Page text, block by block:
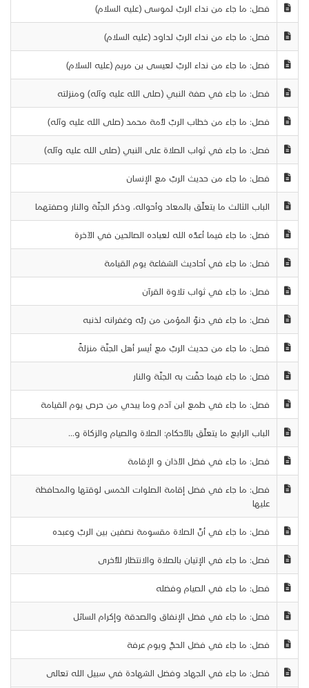
فصل: ما جاء من نداء الربّ لموسى (عليه السلام)
فصل: ما جاء من نداء الربّ لداود (عليه السلام)
فصل: ما جاء من نداء الربّ لعيسى بن مريم (عليه السلام)
فصل: ما جاء في صفة النبي (صلى الله عليه وآله) ومنزلته
فصل: ما جاء من خطاب الربّ لأُمة محمد (صلى الله عليه وآله)
فصل: ما جاء في ثواب الصلاة على النبي (صلى الله عليه وآله)
فصل: ما جاء من حديث الربّ مع الإنسان
الباب الثالث ما يتعلّق بالمعاد وأحواله، وذكر الجنّة والنار وصفتهما
فصل: ما جاء فيما أعدّه الله لعباده الصالحين في الآخرة
فصل: ما جاء في أحاديث الشفاعة يوم القيامة
فصل: ما جاء في ثواب تلاوة القرآن
فصل: ما جاء في دنوّ المؤمن من ربّه وغفرانه لذنبه
فصل: ما جاء من حديث الربّ مع أيسر أهل الجنّة منزلةً
فصل: ما جاء فيما حفّت به الجنّة والنار
فصل: ما جاء في طمع ابن آدم وما يبدي من حرص يوم القيامة
الباب الرابع ما يتعلّق بالأحكام: الصلاة والصيام والزكاة و...
فصل: ما جاء في فضل الأذان و الإقامة
فصل: ما جاء في فضل إقامة الصلوات الخمس لوقتها والمحافظة
عليها
فصل: ما جاء في أنّ الصلاة مقسومة نصفين بين الربّ وعبده
فصل: ما جاء في الإتيان بالصلاة والانتظار للأُخرى
فصل: ما جاء في الصيام وفضله
فصل: ما جاء في فضل الإنفاق والصدقة وإكرام السائل
فصل: ما جاء في فضل الحجّ ويوم عرفة
فصل: ما جاء في الجهاد وفضل الشهادة في سبيل الله تعالى